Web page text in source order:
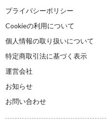
プライバシーポリシー
Cookieの利用について
個人情報の取り扱いについて
特定商取引法に基づく表示
運営会社
お知らせ
お問い合わせ